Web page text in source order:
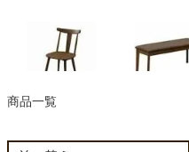
ダイニングチェア
商品一覧